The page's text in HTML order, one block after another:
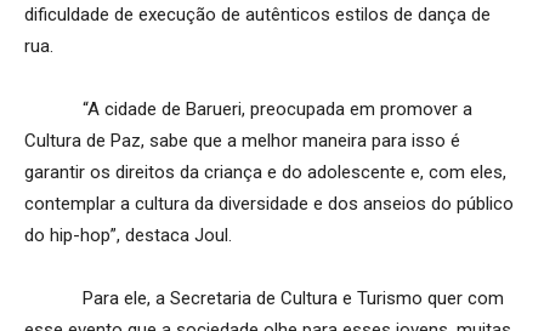
dificuldade de execução de autênticos estilos de dança de
rua.
“A cidade de Barueri, preocupada em promover a
Cultura de Paz, sabe que a melhor maneira para isso é
garantir os direitos da criança e do adolescente e, com eles,
contemplar a cultura da diversidade e dos anseios do público
do hip-hop”, destaca Joul.
Para ele, a Secretaria de Cultura e Turismo quer com